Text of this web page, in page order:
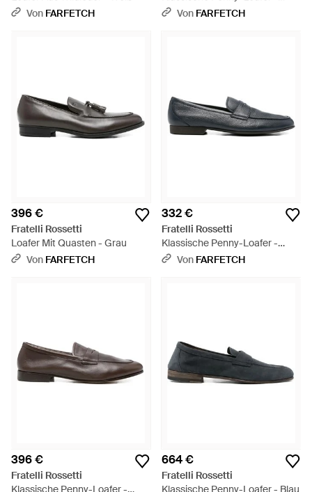
Von FARFETCH
Schwarz
Von FARFETCH
396 €
Fratelli Rossetti
Loafer Mit Quasten - Grau
Von FARFETCH
332 €
Fratelli Rossetti
Klassische Penny-Loafer -
GrauVon FARFETCH
396 €
Fratelli Rossetti
Klassische Penny-Loafer -
664 €
Fratelli Rossetti
Klassische Penny-Loafer - Blau